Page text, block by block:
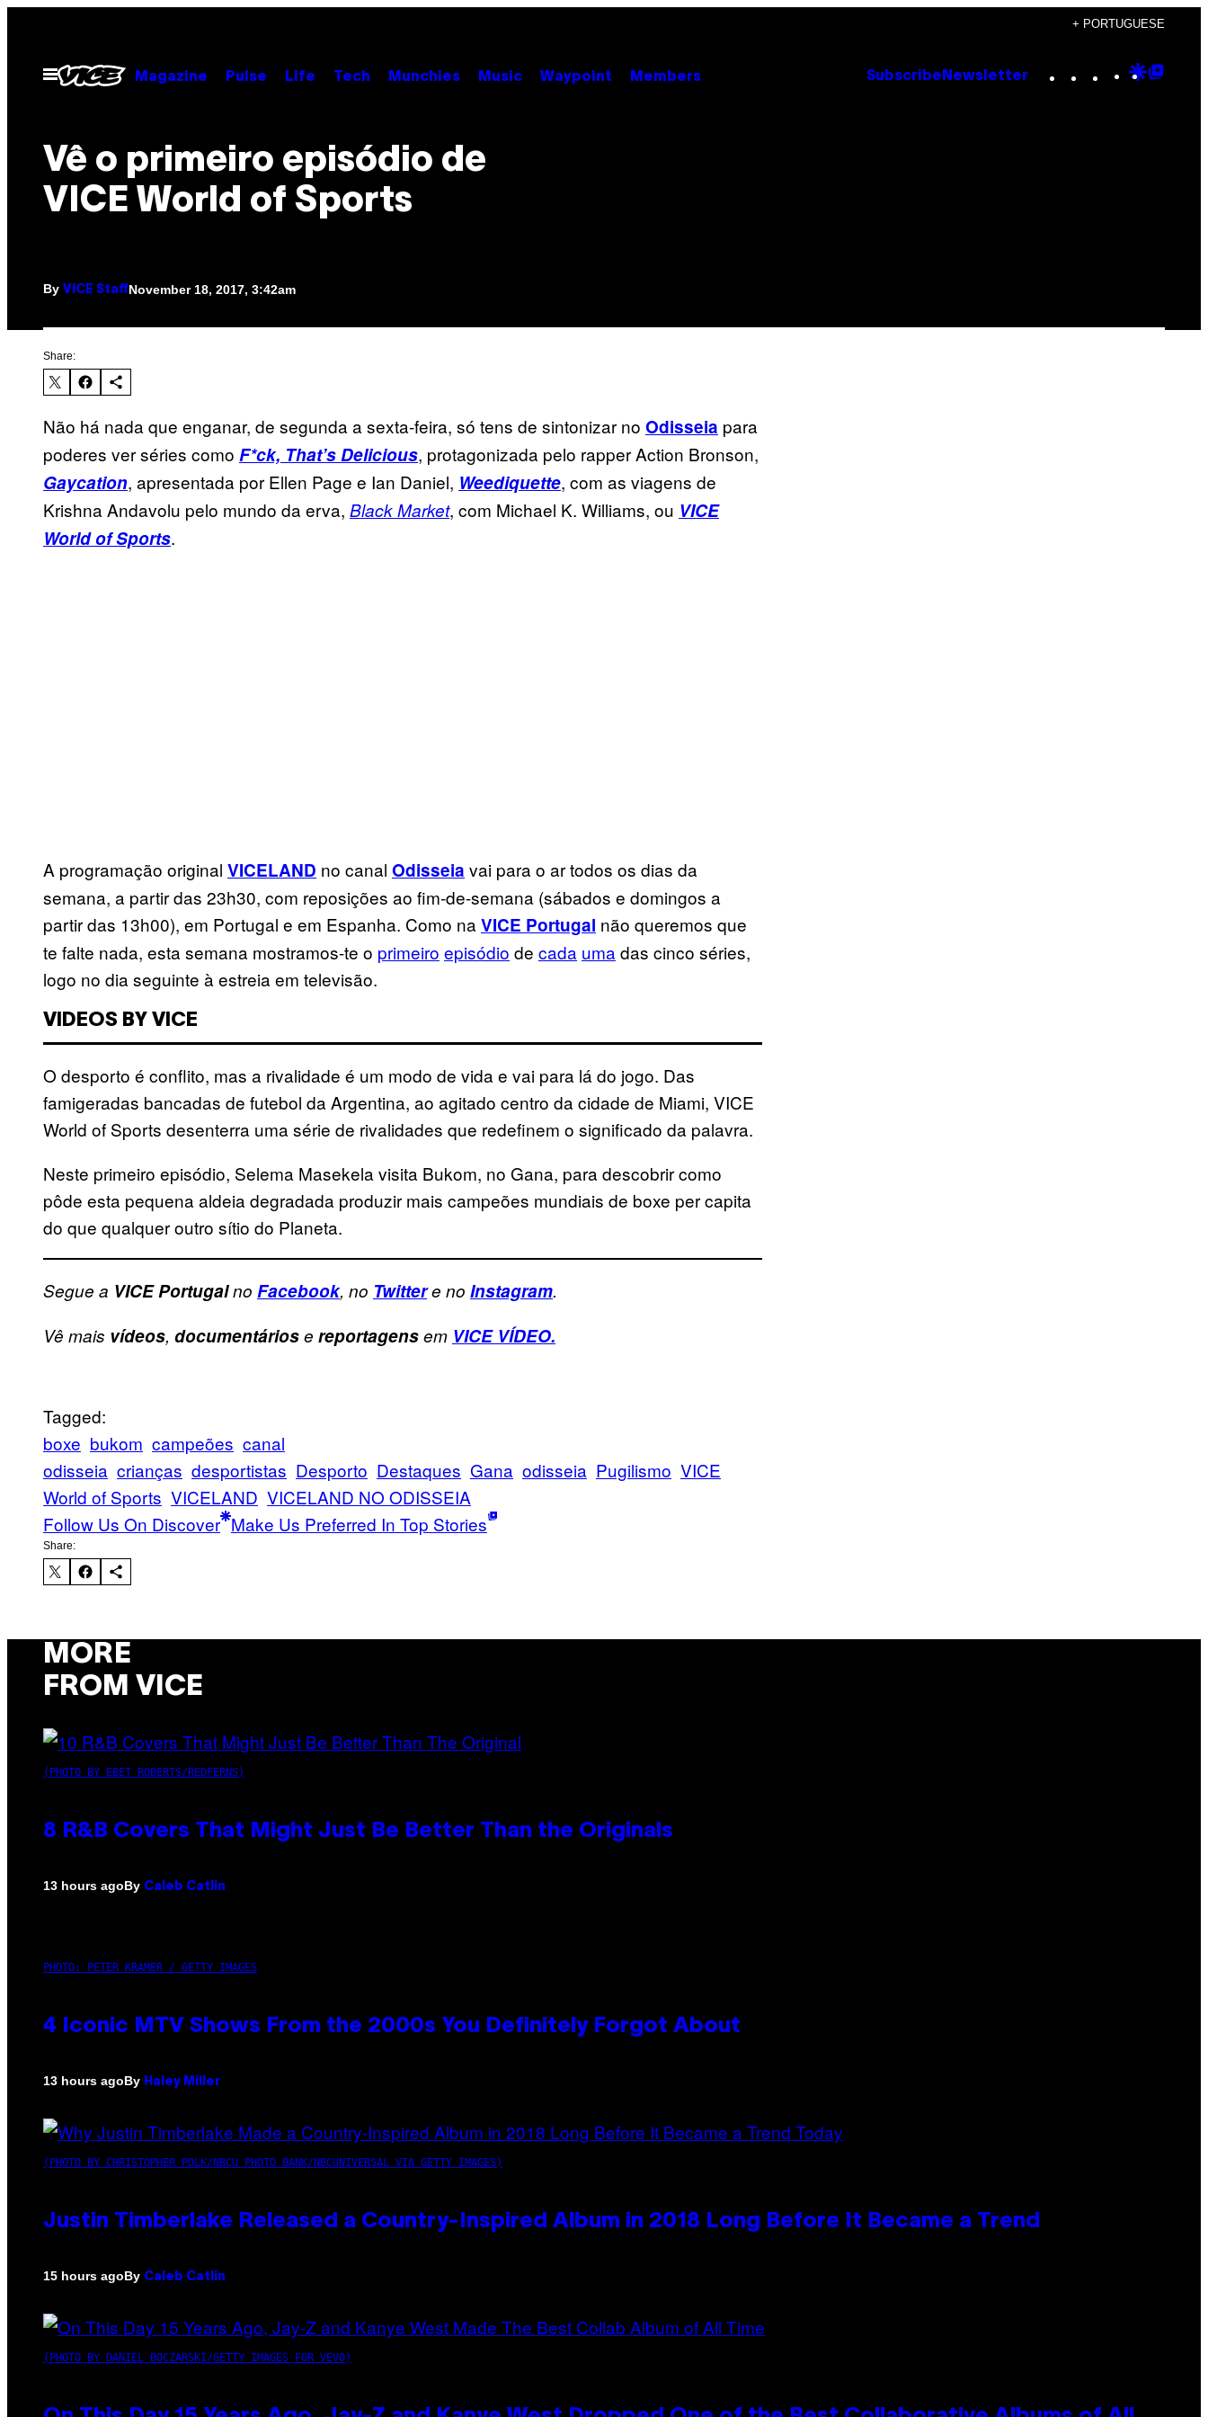
content
+ PORTUGUESE
Open
Menu
Magazine Pulse Life Tech Munchies Music Waypoint Members Subscribe Newsletter Instagram
TikTok
YouTube
Google
Vê o primeiro episódio de
VICE World of Sports
By VICE StaffNovember 18, 2017, 3:42am
Share:
Não há nada que enganar, de segunda a sexta-feira, só tens de sintonizar no Odisseia para
poderes ver séries como F*ck, That’s Delicious, protagonizada pelo rapper Action Bronson,
Gaycation, apresentada por Ellen Page e Ian Daniel, Weediquette, com as viagens de
Krishna Andavolu pelo mundo da erva, Black Market, com Michael K. Williams, ou VICE
World of Sports.
A programação original VICELAND no canal Odisseia vai para o ar todos os dias da
semana, a partir das 23h30, com reposições ao fim-de-semana (sábados e domingos a
partir das 13h00), em Portugal e em Espanha. Como na VICE Portugal não queremos que
te falte nada, esta semana mostramos-te o primeiro episódio de cada uma das cinco séries,
logo no dia seguinte à estreia em televisão.
VIDEOS BY VICE
O desporto é conflito, mas a rivalidade é um modo de vida e vai para lá do jogo. Das
famigeradas bancadas de futebol da Argentina, ao agitado centro da cidade de Miami, VICE
World of Sports desenterra uma série de rivalidades que redefinem o significado da palavra.
Neste primeiro episódio, Selema Masekela visita Bukom, no Gana, para descobrir como
pôde esta pequena aldeia degradada produzir mais campeões mundiais de boxe per capita
do que qualquer outro sítio do Planeta.
Segue a VICE Portugalno Facebook, no Twittere no Instagram.
Vê mais vídeos, documentáriose reportagensem VICE VÍDEO.
Tagged:
boxe bukom campeões canal
odisseia crianças desportistas Desporto Destaques Gana odisseia Pugilismo VICE
World of Sports VICELAND VICELAND NO ODISSEIA
Follow Us On Discover Make Us Preferred In Top Stories
Share:
MORE
FROM VICE
(PHOTO BY EBET ROBERTS/REDFERNS)
8 R&B Covers That Might Just Be Better Than the Originals
13 hours agoBy Caleb Catlin
PHOTO: PETER KRAMER / GETTY IMAGES
4 Iconic MTV Shows From the 2000s You Definitely Forgot About
13 hours agoBy Haley Miller
(PHOTO BY CHRISTOPHER POLK/NBCU PHOTO BANK/NBCUNIVERSAL VIA GETTY IMAGES)
Justin Timberlake Released a Country-Inspired Album in 2018 Long Before It Became a Trend
15 hours agoBy Caleb Catlin
(PHOTO BY DANIEL BOCZARSKI/GETTY IMAGES FOR VEVO)